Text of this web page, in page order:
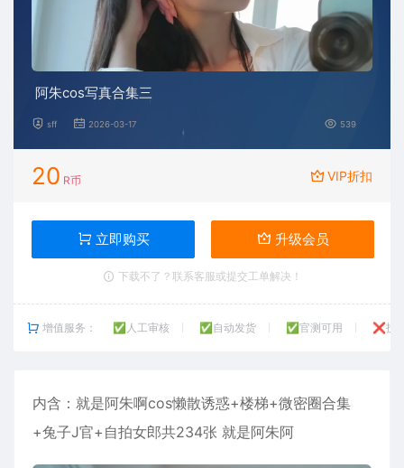
阿朱cos写真合集三
sff 2026-03-17 539
20 R币 VIP折扣
立即购买 升级会员
下载不了？联系客服或提交工单解决！
增值服务： ✅人工审核 ✅自动发货 ✅官测可用 ❌技
内含：就是阿朱啊cos懒散诱惑+楼梯+微密圈合集
+兔子J官+自拍女郎共234张 就是阿朱阿